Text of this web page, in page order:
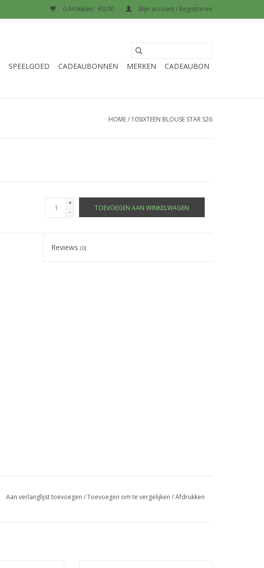
0 Artikelen - €0,00 Mijn account / Registreren
SPEELGOED CADEAUBONNEN MERKEN CADEAUBON
HOME/ 10SIXTEEN BLOUSE STAR S26
+
-
TOEVOEGEN AAN WINKELWAGEN
Reviews(0)
Aan verlanglijst toevoegen /Toevoegen om te vergelijken /Afdrukken